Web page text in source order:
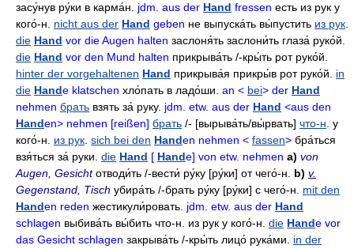
засу́нув ру́ки в карма́н
jdm. aus der Hand fressen есть из рук у
кого́-н
nicht aus der Hand geben не выпуска́ть вы́пустить из рук
die Hand vor die Augen halten заслоня́ть заслони́ть глаза́ руко́й
die Hand vor den Mund halten прикрыва́ть /-кры́ть рот руко́й
hinter der vorgehaltenen Hand прикрыва́я прикры́в рот руко́й
in
die Hande klatschen хло́пать в ладо́ши an < bei> der Hand
nehmen брать взять за́ руку. jdm. etw. aus der Hand <aus den
Handen> nehmen [reißen] брать /- [вырыва́ть/вы́рвать] что-н у
кого́-н
из рук sich bei den Handen nehmen < fassen> бра́ться
взя́ться за́ руки die Hand [ Hande] von etw. nehmen a) von
Augen, Gesicht отводи́ть /-вести́ ру́ку [ру́ки] от чего́-н b) v.
Gegenstand, Tisch убира́ть /-брать ру́ку [ру́ки] с чего́-н
mit den
Handen reden жестикули́ровать jdm. etw. aus der Hand
schlagen выбива́ть вы́бить что-н из рук у кого́-н die Hande vor
das Gesicht schlagen закрыва́ть /-кры́ть лицо́ рука́ми
in der